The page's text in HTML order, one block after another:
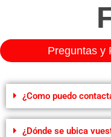
Preguntas y
¿Como puedo
¿Dónde se ubica